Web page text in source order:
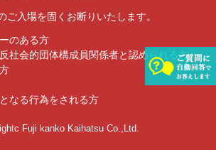
ご入場を固くお断りいたします。
のある方
社会的団体構成員関係者と認められる方
なる行為をされる方
Fuji kanko Kaihatsu Co.,Ltd.